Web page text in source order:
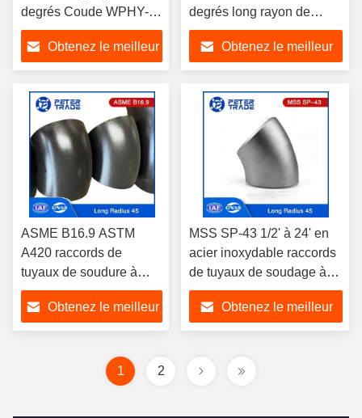
degrés Coude WPHY-
42 WPHY-46 WPHY-52
Obtenez le meilleur
degrés long rayon de
tuyau coude 1/2 pouce à
48 poucesObtenez le meilleur
ASME B16.9 ASTM
A420 raccords de
tuyaux de soudure à
bout en acier au
carbone 45 degrés
coude long rayon
Obtenez le meilleur
MSS SP-43 1/2' à 24' en
acier inoxydable raccords
de tuyaux de soudage à
bout long rayon coudes 45
degrésObtenez le meilleur
1 2